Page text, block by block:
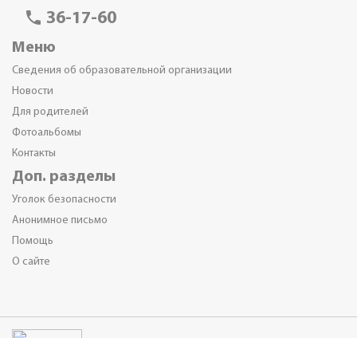
phone 36-17-60
Меню
Сведения об образовательной организации
Новости
Для родителей
Фотоальбомы
Контакты
Доп. разделы
Уголок безопасности
Анонимное письмо
Помощь
О сайте